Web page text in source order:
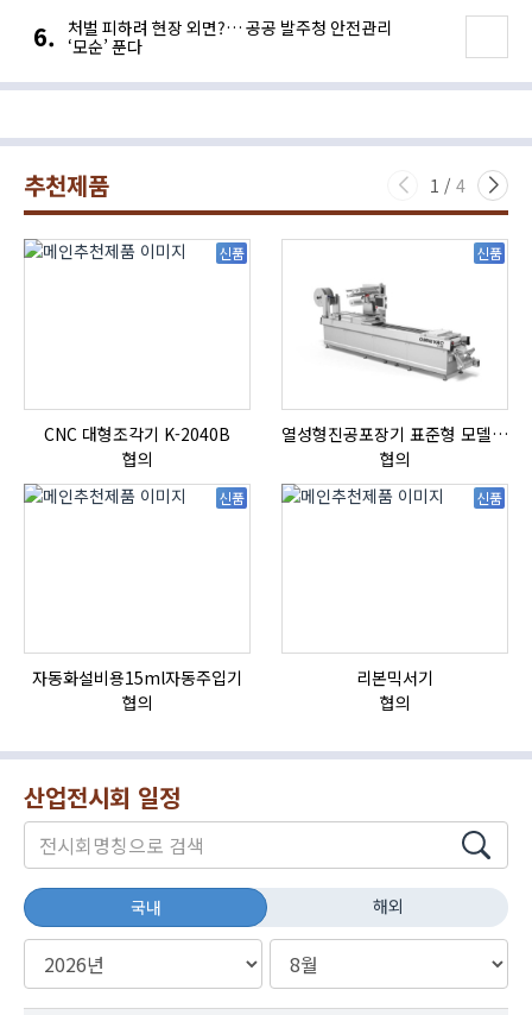
처벌 피하려 현장 외면?… 공공 발주청 안전관리
‘모순’ 푼다
추천제품 1 / 4
신품
CNC 대형조각기 K-2040B
협의
신품
열성형진공포장기 표준형 모델 OMNIVAC S-200
협의
신품
자동화설비용15ml자동주입기
협의
신품
리본믹서기
협의
산업전시회 일정
국내 해외